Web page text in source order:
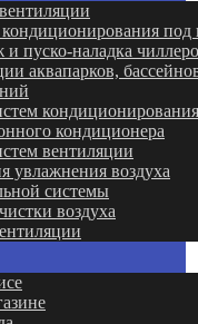
под
пуско-наладка
аквапарков,
кондиционирования
кондиционера
вентиляции
увлажнения воздуха
системы
воздуха